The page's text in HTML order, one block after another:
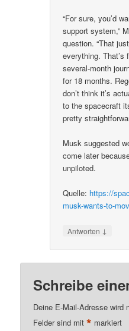
“For sure, you’d
support system,”
question. “That
everything. That’s
several-month
for 18 months.
don’t think it’s
to the spacecraft
pretty
Musk suggested
come later
unpiloted.
Quelle: https://
musk-wants-to-
Antworten ↓
Schreibe
Deine E-Mail-Adresse wird
Felder sind mit* markiert